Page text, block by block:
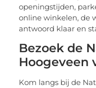
openingstijden,
online winkelen, de
antwoord klaar en
Bezoek de
Hoogeveen
Kom langs bij de